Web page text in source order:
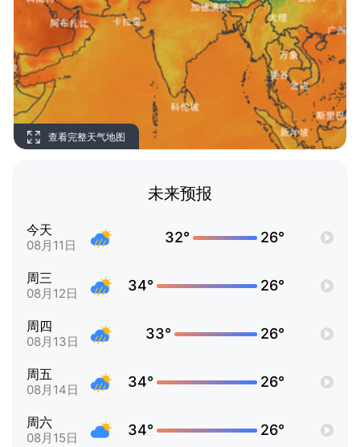
查看完整天气地图
未来预报
今天
08月11日 32° 26°
周三
08月12日 34° 26°
周四
08月13日 33° 26°
周五
08月14日 34° 26°
周六
08月15日 34° 26°